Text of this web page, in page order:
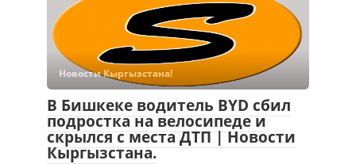
Новости Кыргызстана!
В Бишкеке водитель BYD сбил
подростка на велосипеде и
скрылся с места ДТП | Новости
Кыргызстана.